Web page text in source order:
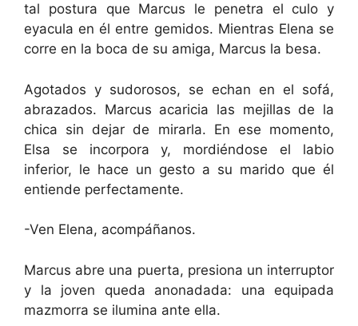
tal postura que Marcus le penetra el culo y
eyacula en él entre gemidos. Mientras Elena se
corre en la boca de su amiga, Marcus la besa.
Agotados y sudorosos, se echan en el sofá,
abrazados. Marcus acaricia las mejillas de la
chica sin dejar de mirarla. En ese momento,
Elsa se incorpora y, mordiéndose el labio
inferior, le hace un gesto a su marido que él
entiende perfectamente.
-Ven Elena, acompáñanos.
Marcus abre una puerta, presiona un interruptor
y la joven queda anonadada: una equipada
mazmorra se ilumina ante ella.